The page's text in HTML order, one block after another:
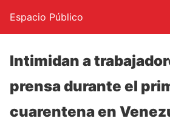
Espacio Público
Intimidan a
prensa durante el
cuarentena en